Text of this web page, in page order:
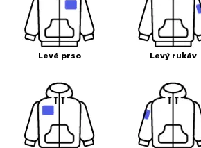
Levé prso Levý rukáv